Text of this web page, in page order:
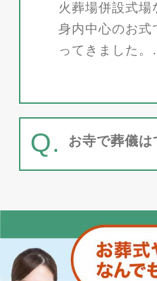
火葬場併設式場
身内中心のお式
ってきました
Q. お寺で葬儀は